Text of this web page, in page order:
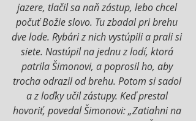
jazere, tlačil sa naň zástup, lebo chcel
počuť Božie slovo. Tu zbadal pri brehu
dve lode. Rybári z nich vystúpili a prali si
siete. Nastúpil na jednu z lodí, ktorá
patrila Šimonovi, a poprosil ho, aby
trocha odrazil od brehu. Potom si sadol
a z loďky učil zástupy. Keď prestal
hovoriť, povedal Šimonovi: „Zatiahni na